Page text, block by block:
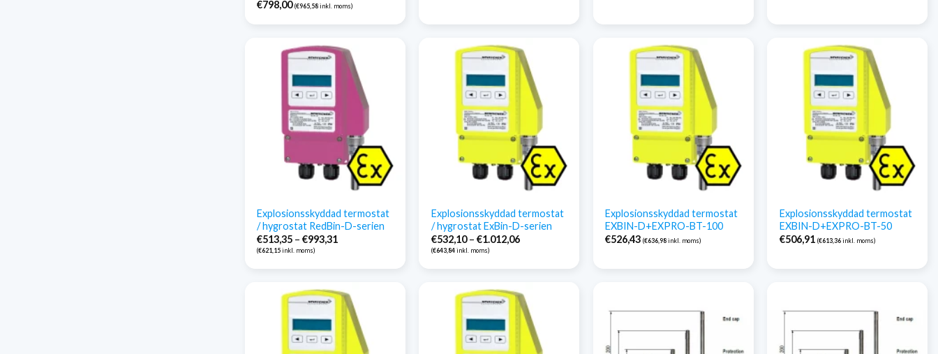
€798,00 (€965,58inkl. moms)
Explosionsskyddad termostat
/ hygrostat RedBin-D-serien
€513,35 – €993,31
€993,31
(€621,15inkl. moms)
Explosionsskyddad termostat
/ hygrostat ExBin-D-serien
€532,10 – €1.012,06Prisintervall:
€1.012,06
(€643,84inkl. moms)
Explosionsskyddad termostat
EXBIN-D+EXPRO-BT-100
€526,43 (€636,98inkl. moms)
Explosionsskyddad termostat
EXBIN-D+EXPRO-BT-50
€506,91 (€613,36inkl. moms)